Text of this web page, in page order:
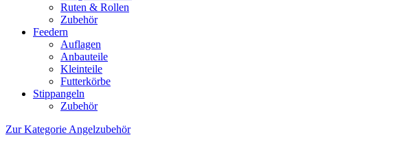
Ruten & Rollen
Zubehör
Feedern
Auflagen
Anbauteile
Kleinteile
Futterkörbe
Stippangeln
Zubehör
Zur Kategorie Angelzubehör